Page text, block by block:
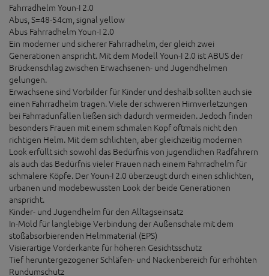
Fahrradhelm Youn-I 2.0
Abus, S=48-54cm, signal yellow
Abus Fahrradhelm Youn-I 2.0
Ein moderner und sicherer Fahrradhelm, der gleich zwei
Generationen anspricht. Mit dem Modell Youn-I 2.0 ist ABUS der
Brückenschlag zwischen Erwachsenen- und Jugendhelmen
gelungen.
Erwachsene sind Vorbilder für Kinder und deshalb sollten auch sie
einen Fahrradhelm tragen. Viele der schweren Hirnverletzungen
bei Fahrradunfällen ließen sich dadurch vermeiden. Jedoch finden
besonders Frauen mit einem schmalen Kopf oftmals nicht den
richtigen Helm. Mit dem schlichten, aber gleichzeitig modernen
Look erfüllt sich sowohl das Bedürfnis von jugendlichen Radfahrern
als auch das Bedürfnis vieler Frauen nach einem Fahrradhelm für
schmalere Köpfe. Der Youn-I 2.0 überzeugt durch einen schlichten,
urbanen und modebewussten Look der beide Generationen
anspricht.
Kinder- und Jugendhelm für den Alltagseinsatz
In-Mold für langlebige Verbindung der Außenschale mit dem
stoßabsorbierenden Helmmaterial (EPS)
Visierartige Vorderkante für höheren Gesichtsschutz
Tief heruntergezogener Schläfen- und Nackenbereich für erhöhten
Rundumschutz